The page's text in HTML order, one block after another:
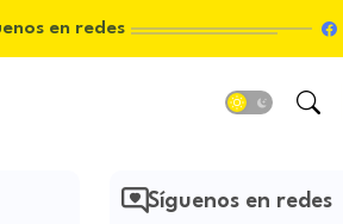
en redes
Síguenos en redes